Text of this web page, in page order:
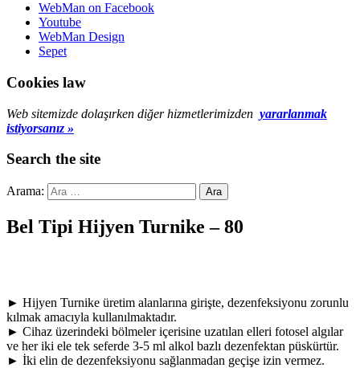
WebMan on Facebook
Youtube
WebMan Design
Sepet
Cookies law
Web sitemizde dolaşırken diğer hizmetlerimizden yararlanmak
istiyorsanız »
Search the site
Arama:
Bel Tipi Hijyen Turnike – 80
► Hijyen Turnike üretim alanlarına girişte, dezenfeksiyonu zorunlu
kılmak amacıyla kullanılmaktadır.
► Cihaz üzerindeki bölmeler içerisine uzatılan elleri fotosel algılar
ve her iki ele tek seferde 3-5 ml alkol bazlı dezenfektan püskürtür.
► İki elin de dezenfeksiyonu sağlanmadan geçişe izin vermez.